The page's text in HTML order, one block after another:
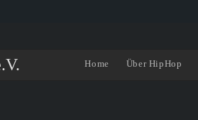
Home Über HipHop